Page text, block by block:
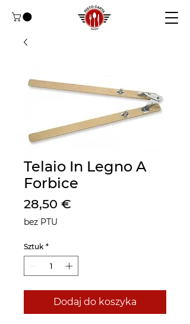
Telaio In Legno A
Forbice
28,50 €
bez PTU
Sztuk *
Dodaj do koszyka